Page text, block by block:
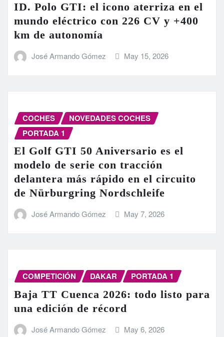
ID. Polo GTI: el icono aterriza en el
mundo eléctrico con 226 CV y +400
km de autonomía
José Armando Gómez May 15, 2026
COCHES
NOVEDADES COCHES
PORTADA 1
El Golf GTI 50 Aniversario es el
modelo de serie con tracción
delantera más rápido en el circuito
de Nürburgring Nordschleife
José Armando Gómez May 7, 2026
COMPETICIÓN DAKAR PORTADA 1
Baja TT Cuenca 2026: todo listo para
una edición de récord
José Armando Gómez May 6, 2026